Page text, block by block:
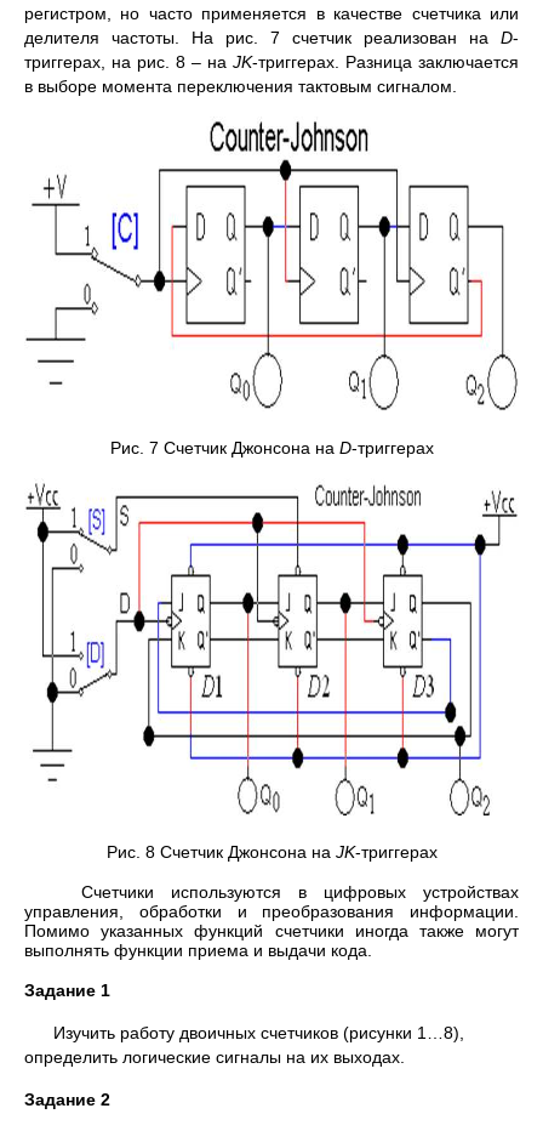
регистром, но часто применяется в качестве счетчика или
делителя частоты. На рис. 7 счетчик реализован на D-
триггерах, на рис. 8 – на JK-триггерах. Разница заключается
в выборе момента переключения тактовым сигналом.
Рис. 7 Счетчик Джонсона на D-триггерах
Рис. 8 Счетчик Джонсона на JK-триггерах
Счетчики используются в цифровых устройствах
управления, обработки и преобразования информации.
Помимо указанных функций счетчики иногда также могут
выполнять функции приема и выдачи кода.
Задание 1
Изучить работу двоичных счетчиков (рисунки 1…8),
определить логические сигналы на их выходах.
Задание 2